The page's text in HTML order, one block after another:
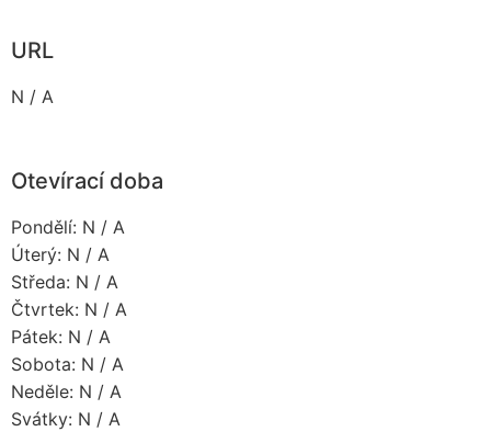
URL
N / A
Otevírací doba
Pondělí: N / A
Úterý: N / A
Středa: N / A
Čtvrtek: N / A
Pátek: N / A
Sobota: N / A
Neděle: N / A
Svátky: N / A